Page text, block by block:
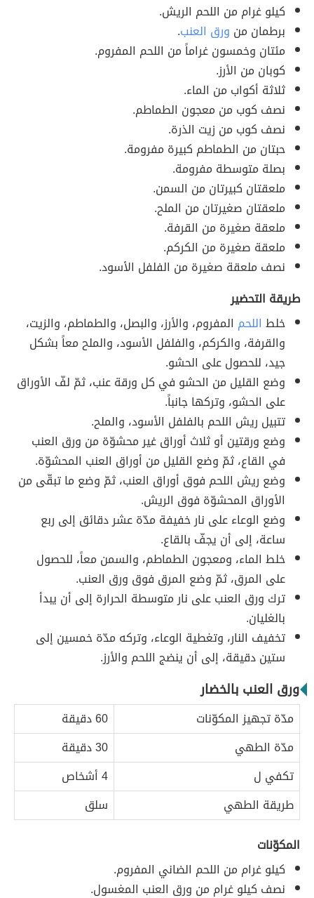
كيلو غرام من اللحم الريش.
برطمان من ورق العنب.
مئتان وخمسون غراماً من اللحم المفروم.
كوبان من الأرز.
ثلاثة أكواب من الماء.
نصف كوب من معجون الطماطم.
نصف كوب من زيت الذرة.
حبتان من الطماطم كبيرة مفرومة.
بصلة متوسطة مفرومة.
ملعقتان كبيرتان من السمن.
ملعقتان صغيرتان من الملح.
ملعقة صغيرة من القرفة.
ملعقة صغيرة من الكركم.
نصف ملعقة صغيرة من الفلفل الأسود.
طريقة التحضير
خلط اللحم المفروم، والأرز، والبصل، والطماطم، والزيت،
والقرفة، والكركم، والفلفل الأسود، والملح معاً بشكل
جيد، للحصول على الحشو.
وضع القليل من الحشو في كل ورقة عنب، ثمّ لفّ الأوراق
على الحشو، وتركها جانباً.
تتبيل ريش اللحم بالفلفل الأسود، والملح.
وضع ورقتين أو ثلاث أوراق غير محشوّة من ورق العنب
في القاع، ثمّ وضع القليل من أوراق العنب المحشوّة.
وضع ريش اللحم فوق أوراق العنب، ثمّ وضع ما تبقّى من
الأوراق المحشوّة فوق الريش.
وضع الوعاء على نار خفيفة مدّة عشر دقائق إلى ربع
ساعة، إلى أن يجفّ بالقاع.
خلط الماء، ومعجون الطماطم، والسمن معاً، للحصول
على المرق، ثمّ وضع المرق فوق ورق العنب.
ترك ورق العنب على نار متوسطة الحرارة إلى أن يبدأ
بالغليان.
تخفيف النار، وتغطية الوعاء، وتركه مدّة خمسين إلى
ستين دقيقة، إلى أن ينضج اللحم والأرز.
ورق العنب بالخضار
مدّة تجهيز المكوّنات
60 دقيقة
مدّة الطهي
30 دقيقة
تكفي ل
4 أشخاص
طريقة الطهي
سلق
المكوّنات
كيلو غرام من اللحم الضاني المفروم.
نصف كيلو غرام من ورق العنب المغسول.